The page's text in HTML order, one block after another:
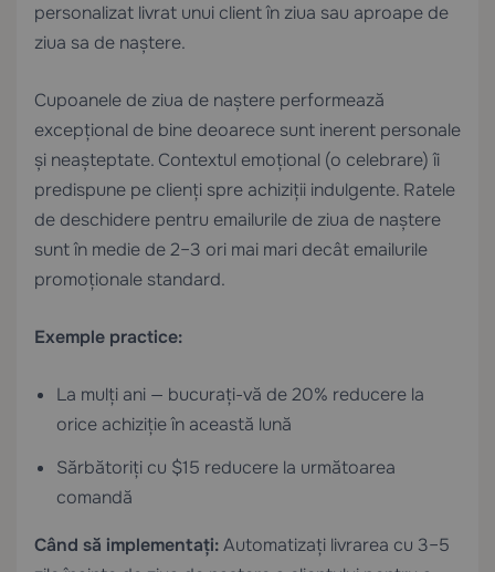
personalizat livrat unui client în ziua sau aproape de
ziua sa de naștere.
Cupoanele de ziua de naștere performează
excepțional de bine deoarece sunt inerent personale
și neașteptate. Contextul emoțional (o celebrare) îi
predispune pe clienți spre achiziții indulgente. Ratele
de deschidere pentru emailurile de ziua de naștere
sunt în medie de 2–3 ori mai mari decât emailurile
promoționale standard.
Exemple practice:
La mulți ani — bucurați-vă de 20% reducere la
orice achiziție în această lună
Sărbătoriți cu $15 reducere la următoarea
comandă
Când să implementați:Automatizați livrarea cu 3–5